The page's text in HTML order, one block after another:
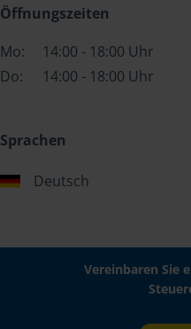
Öffnungszeiten
Mo:
14:00 - 18:00 Uhr
Do:
14:00 - 18:00 Uhr
Sprachen
Deutsch
Vereinbaren Sie